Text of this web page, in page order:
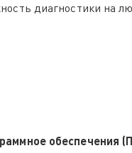
диагностики на
обеспечения